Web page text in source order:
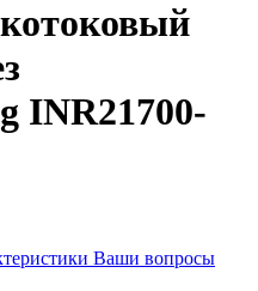
INR21700-
Ваши вопросы